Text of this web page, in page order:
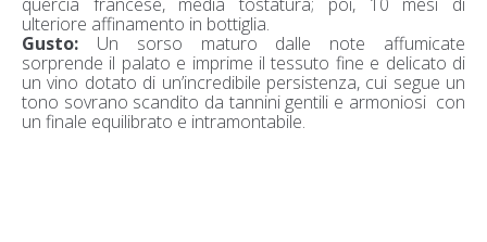
ulteriore affinamento in bottiglia.
Gusto: Un sorso maturo dalle note affumicate
sorprende il palato e imprime il tessuto fine e delicato di
un vino dotato di un’incredibile persistenza, cui segue un
tono sovrano scandito da tannini gentili e armoniosi con
un finale equilibrato e intramontabile.